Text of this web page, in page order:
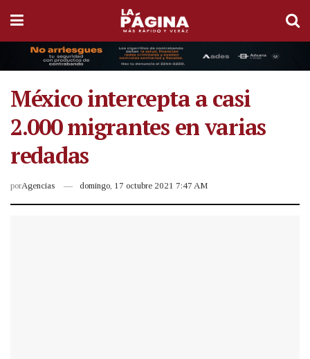
México intercepta a casi
2.000 migrantes en varias
redadas
porAgencias domingo, 17 octubre 2021 7:47 AM